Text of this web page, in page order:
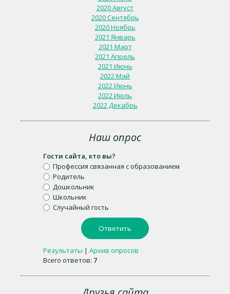
2020 Август
2020 Сентябрь
2020 Ноябрь
2021 Январь
2021 Март
2021 Апрель
2021 Июнь
2022 Май
2022 Июнь
2022 Июль
2022 Декабрь
Наш опрос
Гости сайта, кто вы?
Профессия связанная с образованием
Родитель
Дошкольник
Школьник
Случайный гость
Результаты | Архив опросов
Всего ответов: 7